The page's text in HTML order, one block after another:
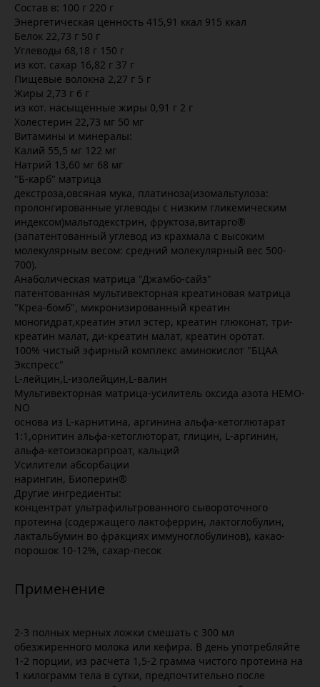
Состав в: 100 г 220 г
Энергетическая ценность 415,91 ккал 915 ккал
Белок 22,73 г 50 г
Углеводы 68,18 г 150 г
из кот. сахар 16,82 г 37 г
Пищевые волокна 2,27 г 5 г
Жиры 2,73 г 6 г
из кот. насыщенные жиры 0,91 г 2 г
Холестерин 22,73 мг 50 мг
Витамины и минералы:
Калий 55,5 мг 122 мг
Натрий 13,60 мг 68 мг
"Б-карб" матрица
декстроза,овсяная мука, платиноза(изомальтулоза:
пролонгированные углеводы с низким гликемическим
индексом)мальтодекстрин, фруктоза,витарго®
(запатентованный углевод из крахмала с высоким
молекулярным весом: средний молекулярный вес 500-
700).
Анаболическая матрица "Джамбо-сайз"
патентованная мультивекторная креатиновая матрица
"Креа-бомб", микронизированный креатин
моногидрат,креатин этил эстер, креатин глюконат, три-
креатин малат, ди-креатин малат, креатин оротат.
100% чистый эфирный комплекс аминокислот "БЦАА
Экспресс"
L-лейцин,L-изолейцин,L-валин
Мультивекторная матрица-усилитель оксида азота НЕМО-
NO
основа из L-карнитина, аргинина альфа-кетоглютарат
1:1,орнитин альфа-кетоглюторат, глицин, L-аргинин,
альфа-кетоизокарпроат, кальций
Усилители абсорбации
нарингин, Биоперин®
Другие ингредиенты:
концентрат ультрафильтрованного сывороточного
протеина (содержащего лактоферрин, лактоглобулин,
лактальбумин во фракциях иммуноглобулинов), какао-
порошок 10-12%, сахар-песок
2-3 полных мерных ложки смешать с 300 мл
обезжиренного молока или кефира. В день употребляйте
1-2 порции, из расчета 1,5-2 грамма чистого протеина на
1 килограмм тела в сутки, предпочтительно после